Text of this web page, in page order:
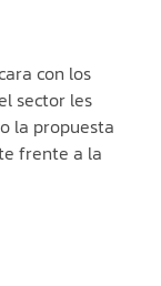
con los
sector les
la propuesta
frente a la